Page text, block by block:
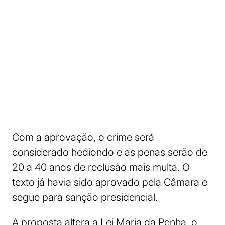
Com a aprovação, o crime será
considerado hediondo e as penas serão de
20 a 40 anos de reclusão mais multa. O
texto já havia sido aprovado pela Câmara e
segue para sanção presidencial.
A proposta altera a Lei Maria da Penha, o